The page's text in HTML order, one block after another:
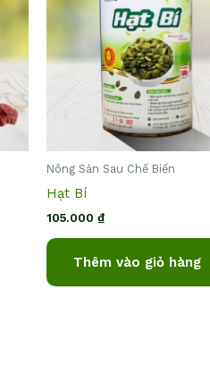
Nông Sản Sau Chế Biến
Hạt Bí
105.000 ₫
Thêm vào giỏ hàng